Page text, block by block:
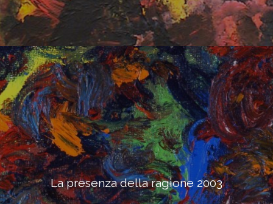
La presenza della ragione 2003